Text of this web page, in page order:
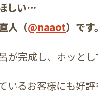
しい…
人（@naaot）です。
完成し、ホッとし
るお客様にも好評